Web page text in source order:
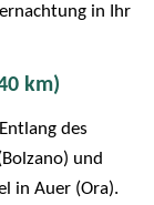
in Ihr
km)
des
und
in Auer (Ora).